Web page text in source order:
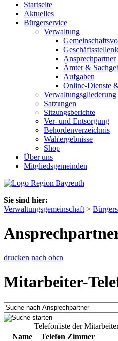
Startseite
Aktuelles
Bürgerservice
Verwaltung
Ansprechpartner
Ämter &
Aufgaben
Online-Dienste
Verwaltungsgliederung
Satzungen
Sitzungsberichte
Ver- und Entsorgung
Behördenverzeichnis
Wahlergebnisse
Shop
Über uns
Mitgliedsgemeinden
Sie sind hier:
Verwaltungsgemeinschaft >
drucken nach oben
Mitarbeiter-
Telefonliste der
Name
Telefon Zimmer